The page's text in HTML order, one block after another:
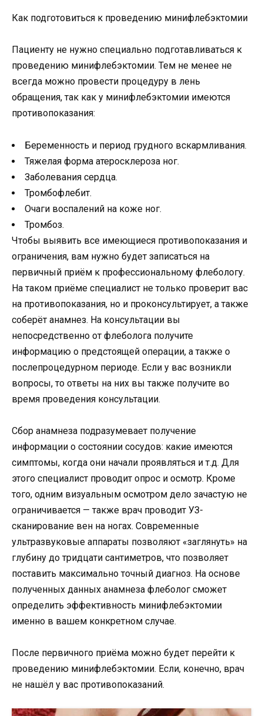
Как подготовиться к проведению минифлебэктомии
Пациенту не нужно специально подготавливаться к
проведению минифлебэктомии. Тем не менее не
всегда можно провести процедуру в лень
обращения, так как у минифлебэктомии имеются
противопоказания:
Беременность и период грудного вскармливания.
Тяжелая форма атеросклероза ног.
Заболевания сердца.
Тромбофлебит.
Очаги воспалений на коже ног.
Тромбоз.
Чтобы выявить все имеющиеся противопоказания и
ограничения, вам нужно будет записаться на
первичный приём к профессиональному флебологу.
На таком приёме специалист не только проверит вас
на противопоказания, но и проконсультирует, а также
соберёт анамнез. На консультации вы
непосредственно от флеболога получите
информацию о предстоящей операции, а также о
послепроцедурном периоде. Если у вас возникли
вопросы, то ответы на них вы также получите во
время проведения консультации.
Сбор анамнеза подразумевает получение
информации о состоянии сосудов: какие имеются
симптомы, когда они начали проявляться и т.д. Для
этого специалист проводит опрос и осмотр. Кроме
того, одним визуальным осмотром дело зачастую не
ограничивается — также врач проводит УЗ-
сканирование вен на ногах. Современные
ультразвуковые аппараты позволяют «заглянуть» на
глубину до тридцати сантиметров, что позволяет
поставить максимально точный диагноз. На основе
полученных данных анамнеза флеболог сможет
определить эффективность минифлебэктомии
именно в вашем конкретном случае.
После первичного приёма можно будет перейти к
проведению минифлебэктомии. Если, конечно, врач
не нашёл у вас противопоказаний.